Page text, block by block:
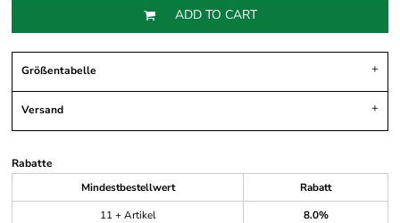
ADD TO CART
Größentabelle
Versand
Rabatte
Mindestbestellwert
Rabatt
11 + Artikel
8.0%